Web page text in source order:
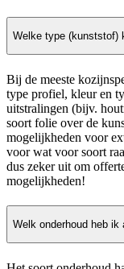
Welke type (kunststof)
Bij de meeste
type profiel, kleur en
uitstralingen (bijv.
soort folie over de
mogelijkheden voor
voor wat voor soort
dus zeker uit om
mogelijkheden!
Welk onderhoud heb